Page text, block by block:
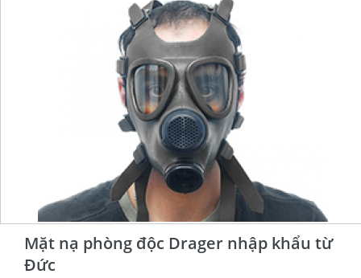
Mặt nạ phòng độc Drager nhập khẩu từ
Đức